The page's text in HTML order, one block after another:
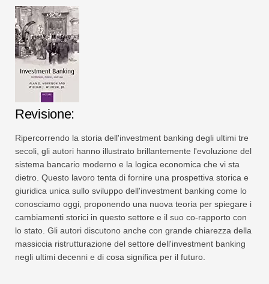
Revisione:
Ripercorrendo la storia dell'investment banking degli ultimi tre
secoli, gli autori hanno illustrato brillantemente l'evoluzione del
sistema bancario moderno e la logica economica che vi sta
dietro. Questo lavoro tenta di fornire una prospettiva storica e
giuridica unica sullo sviluppo dell'investment banking come lo
conosciamo oggi, proponendo una nuova teoria per spiegare i
cambiamenti storici in questo settore e il suo co-rapporto con
lo stato. Gli autori discutono anche con grande chiarezza della
massiccia ristrutturazione del settore dell'investment banking
negli ultimi decenni e di cosa significa per il futuro.